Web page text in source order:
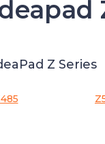
Z Series